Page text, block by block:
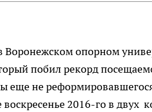
Воронежском опорном
побил рекорд
еще не
воскресенье 2016-го в двух